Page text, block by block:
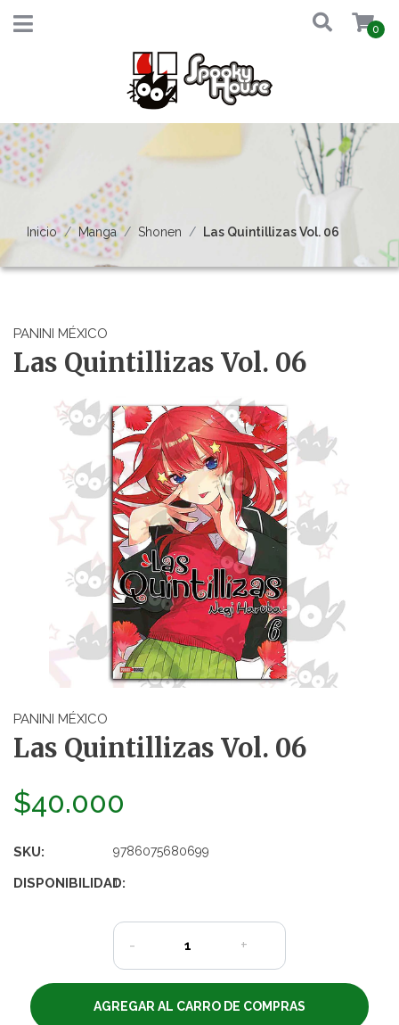
0
Inicio Manga Shonen Las Quintillizas Vol. 06
PANINI MÉXICO
Las Quintillizas Vol. 06
PANINI MÉXICO
Las Quintillizas Vol. 06
$40.000
SKU: 9786075680699
DISPONIBILIDAD:
1
- +